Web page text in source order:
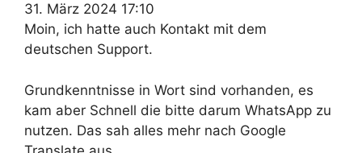
31. März 2024 17:10
Moin, ich hatte auch Kontakt mit dem
deutschen Support.
Grundkenntnisse in Wort sind vorhanden, es
kam aber Schnell die bitte darum WhatsApp zu
nutzen. Das sah alles mehr nach Google